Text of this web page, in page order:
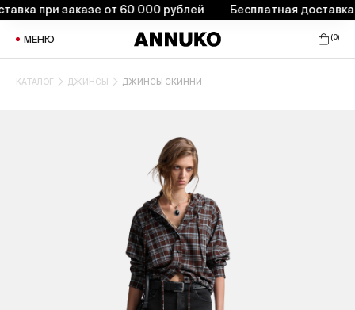
при заказе от 60 000 рублей Бесплатная доставка
МЕНЮ (0)
КАТАЛОГ ДЖИНСЫ ДЖИНСЫ СКИННИ